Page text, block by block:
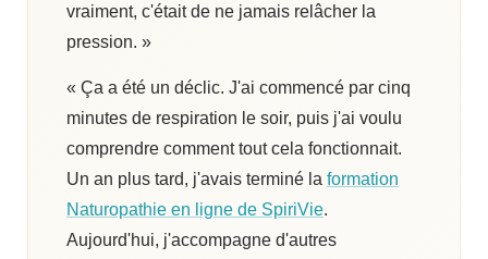
vraiment, c'était de ne jamais relâcher la
pression. »
« Ça a été un déclic. J'ai commencé par cinq
minutes de respiration le soir, puis j'ai voulu
comprendre comment tout cela fonctionnait.
Un an plus tard, j'avais terminé la formation
Naturopathie en ligne de SpiriVie.
Aujourd'hui, j'accompagne d'autres